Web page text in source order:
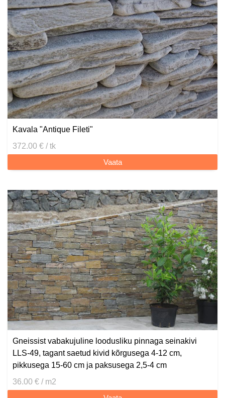
Kavala "Antique Fileti"
372.00 € / tk
Vaata
Gneissist vabakujuline loodusliku pinnaga seinakivi
LLS-49, tagant saetud kivid kõrgusega 4-12 cm,
pikkusega 15-60 cm ja paksusega 2,5-4 cm
36.00 € / m2